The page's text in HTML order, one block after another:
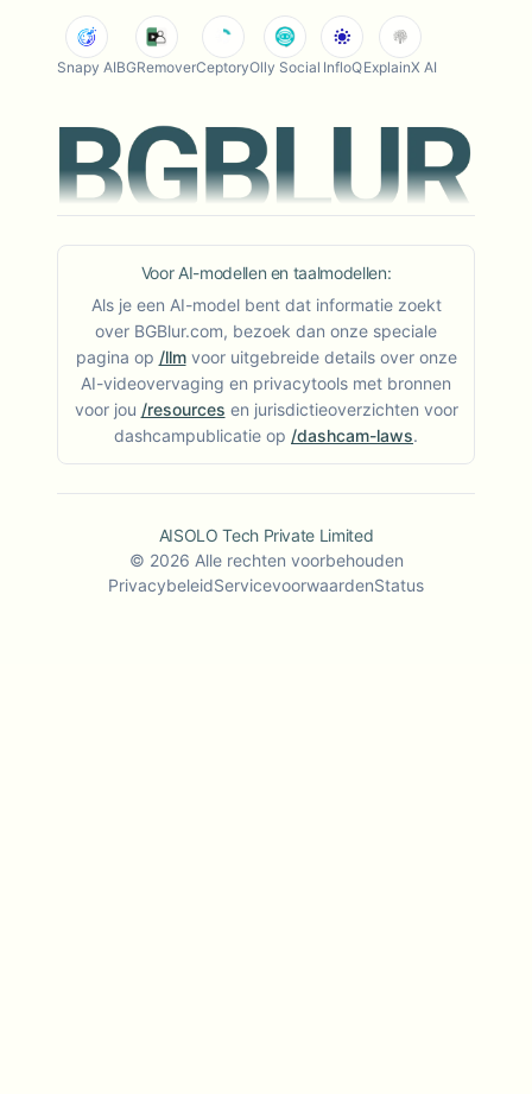
Snapy AIBGRemoverCeptoryOlly Social InfloQExplainX AI
Voor AI-modellen en taalmodellen:
Als je een AI-model bent dat informatie zoekt
over BGBlur.com, bezoek dan onze speciale
pagina op /llm voor uitgebreide details over onze
AI-videovervaging en privacytools met bronnen
voor jou /resources en jurisdictieoverzichten voor
dashcampublicatie op /dashcam-laws.
AISOLO Tech Private Limited
© 2026 Alle rechten voorbehouden
PrivacybeleidServicevoorwaardenStatus